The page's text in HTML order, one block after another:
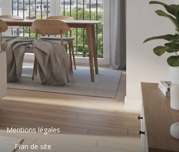
Mentions légales
Plan de site